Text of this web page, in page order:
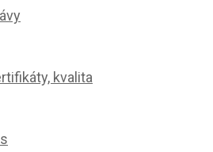
kvalita